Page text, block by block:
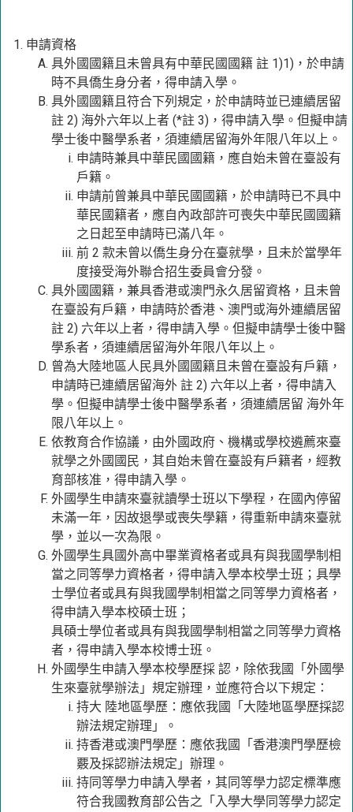
申請資格
具外國國籍且未曾具有中華民國國籍 註 1)1)，於申請
時不具僑生身分者，得申請入學。
具外國國籍且符合下列規定，於申請時並已連續居留
註 2) 海外六年以上者 (*註 3)，得申請入學。但擬申請
學士後中醫學系者，須連續居留海外年限八年以上。
申請時兼具中華民國國籍，應自始未曾在臺設有
戶籍。
申請前曾兼具中華民國國籍，於申請時已不具中
華民國籍者，應自內政部許可喪失中華民國國籍
之日起至申請時已滿八年。
前 2 款未曾以僑生身分在臺就學，且未於當學年
度接受海外聯合招生委員會分發。
具外國國籍，兼具香港或澳門永久居留資格，且未曾
在臺設有戶籍，申請時於香港、澳門或海外連續居留
註 2) 六年以上者，得申請入學。但擬申請學士後中醫
學系者，須連續居留海外年限八年以上。
曾為大陸地區人民具外國國籍且未曾在臺設有戶籍，
申請時已連續居留海外 註 2) 六年以上者，得申請入
學。但擬申請學士後中醫學系者，須連續居留 海外年
限八年以上。
依教育合作協議，由外國政府、機構或學校遴薦來臺
就學之外國國民，其自始未曾在臺設有戶籍者，經教
育部核准，得申請入學。
外國學生申請來臺就讀學士班以下學程，在國內停留
未滿一年，因故退學或喪失學籍，得重新申請來臺就
學，並以一次為限。
外國學生具國外高中畢業資格者或具有與我國學制相
當之同等學力資格者，得申請入學本校學士班；具學
士學位者或具有與我國學制相當之同等學力資格者，
得申請入學本校碩士班；
具碩士學位者或具有與我國學制相當之同等學力資格
者，得申請入學本校博士班。
外國學生申請入學本校學歷採 認，除依我國「外國學
生來臺就學辦法」規定辦理，並應符合以下規定：
持大 陸地區學歷：應依我國「大陸地區學歷採認
辦法規定辦理」。
持香港或澳門學歷：應依我國「香港澳門學歷檢
覈及採認辦法規定」辦理。
持同等學力申請入學者，其同等學力認定標準應
符合我國教育部公告之「入學大學同等學力認定